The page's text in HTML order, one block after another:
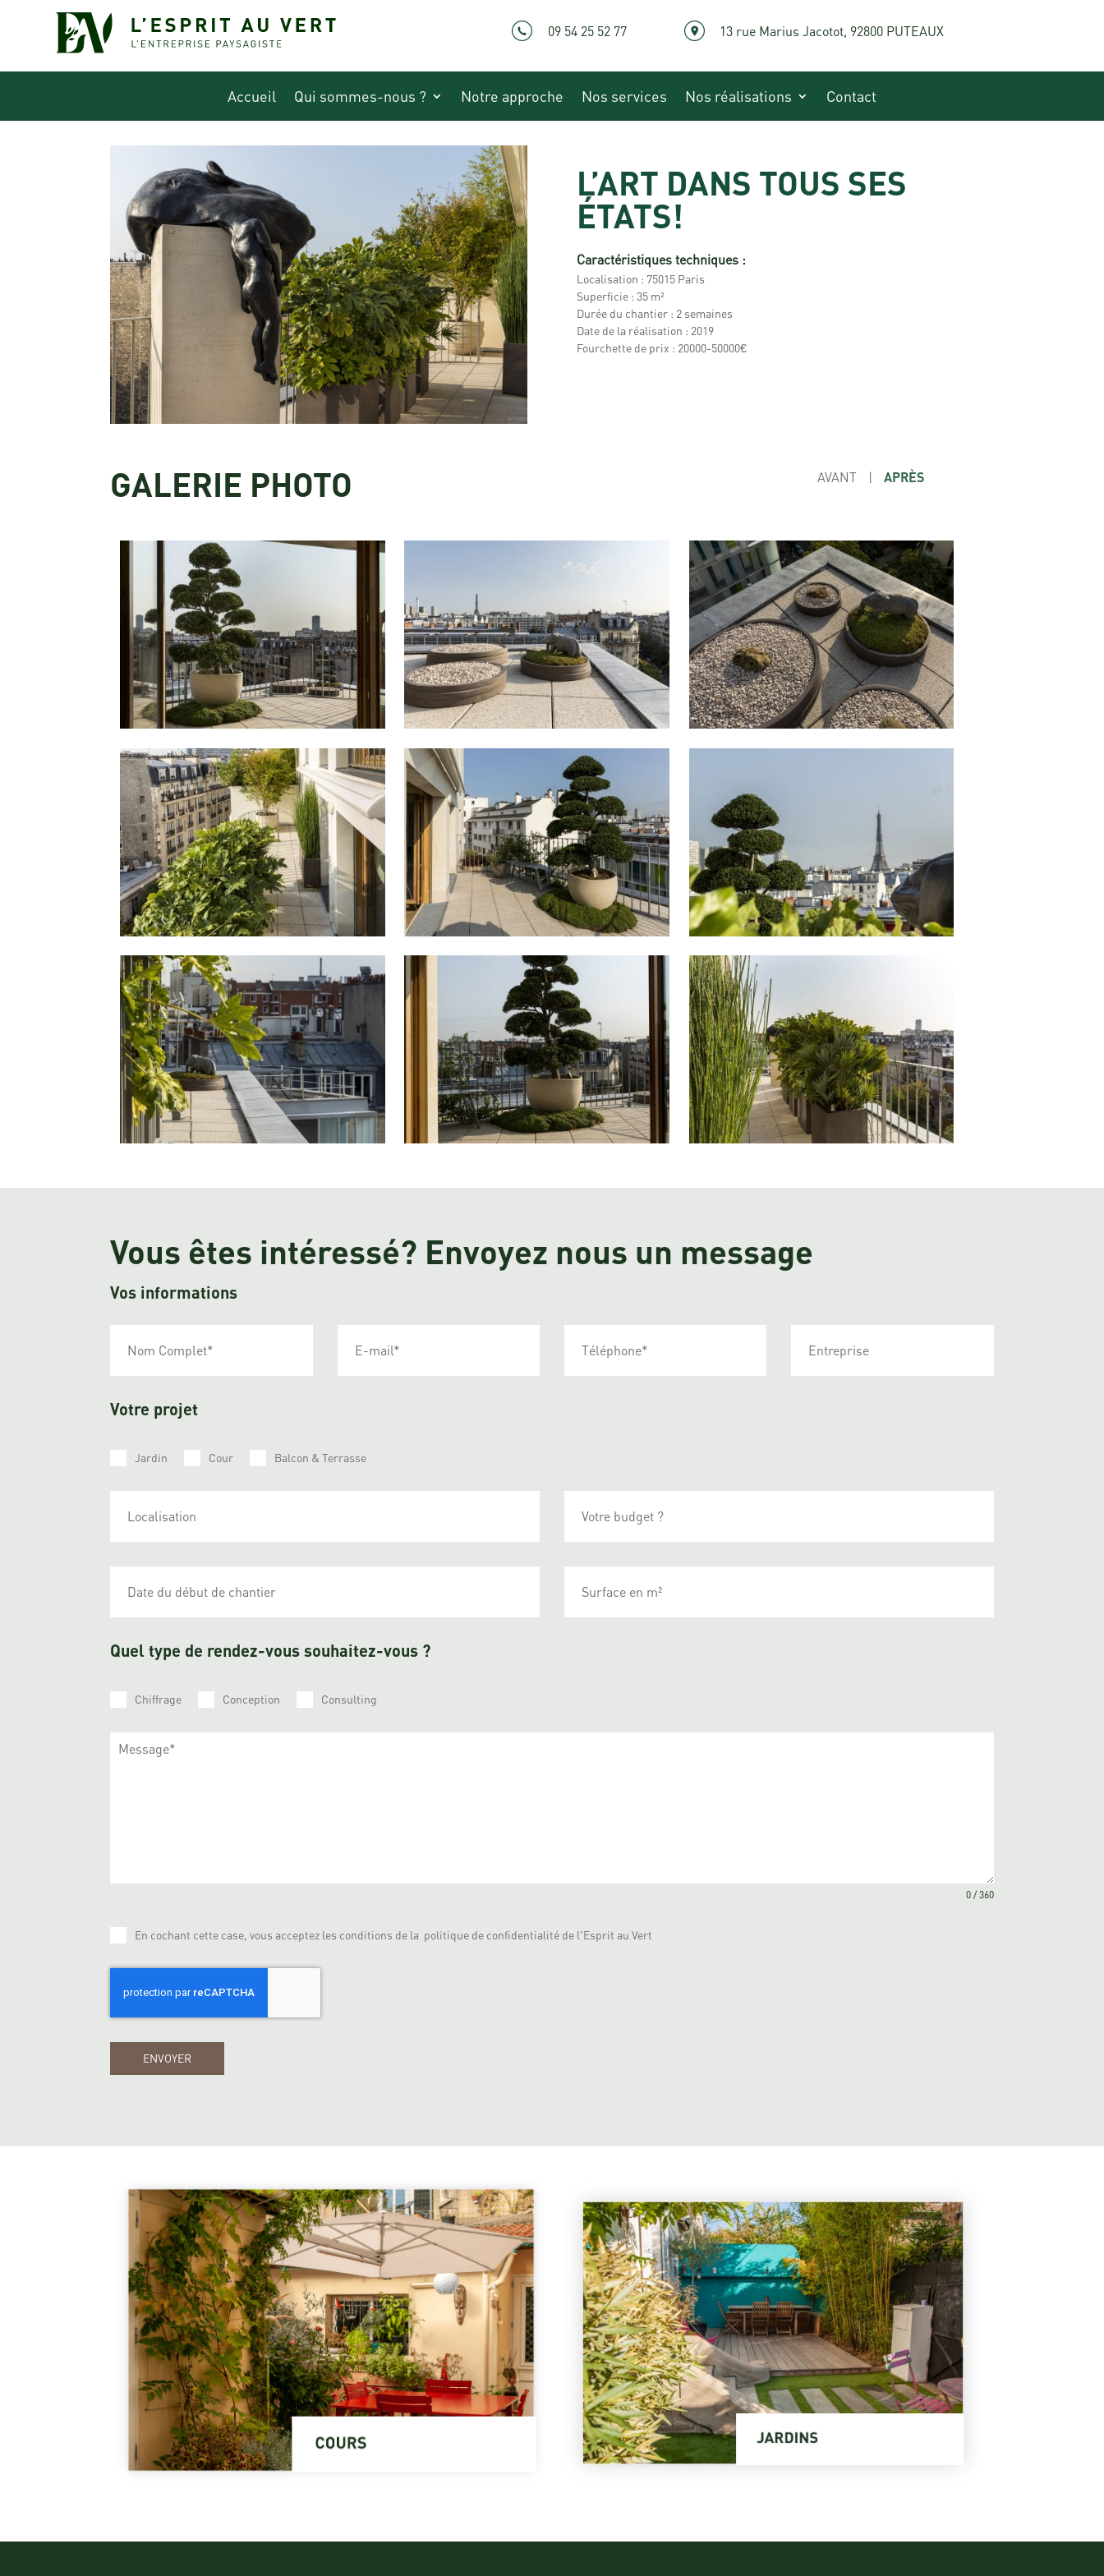
09 54 25 52 77 13 rue Marius Jacotot, 92800 PUTEAUX
Accueil Qui sommes-nous ? Notre approche Nos services Nos réalisations Contact
L’ART DANS TOUS SES
ÉTATS!
Caractéristiques techniques :
Localisation : 75015 Paris
Superficie : 35 m²
Durée du chantier : 2 semaines
Date de la réalisation : 2019
Fourchette de prix : 20000-50000€
GALERIE PHOTO AVANT | APRÈS
Vous êtes intéressé? Envoyez nous un message
Vos informations
Votre projet
Jardin Cour Balcon & Terrasse
Quel type de rendez-vous souhaitez-vous ?
Chiffrage Conception Consulting
0 / 360
En cochant cette case, vous acceptez les conditions de la politique de confidentialité de l'Esprit au Vert
ENVOYER